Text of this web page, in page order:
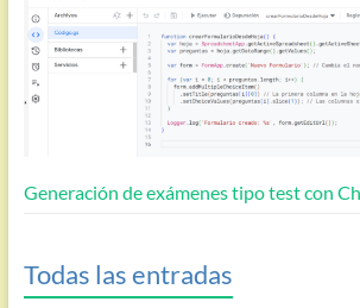
Generación de exámenes tipo test con
Todas las entradas